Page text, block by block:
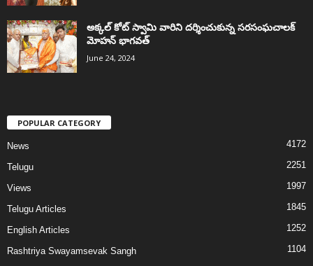
అక్కల్‌ కోట్‌ స్వామి వారిని దర్శించుకున్న సరసంఘచాలక్
మోహన్ భాగవత్
June 24, 2024
POPULAR CATEGORY
News 4172
Telugu 2251
Views 1997
Telugu Articles 1845
English Articles 1252
Rashtriya Swayamsevak Sangh 1104